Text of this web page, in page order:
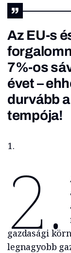
Az EU-s
7%-os
évet –
durvább
tempója!
2.
gazdasági
legnagyobb